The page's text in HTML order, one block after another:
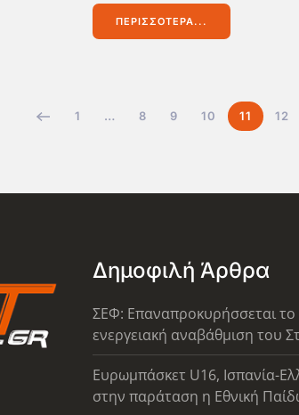
ΠΕΡΙΣΣΌΤΕΡΑ...
1 … 8 9 10 11 12
Δημοφιλή Άρθρα
ΣΕΦ: Επαναπροκυρήσσεται το
ενεργειακή αναβάθμιση του
Ευρωμπάσκετ U16, Ισπανία-
στην παράταση η Εθνική